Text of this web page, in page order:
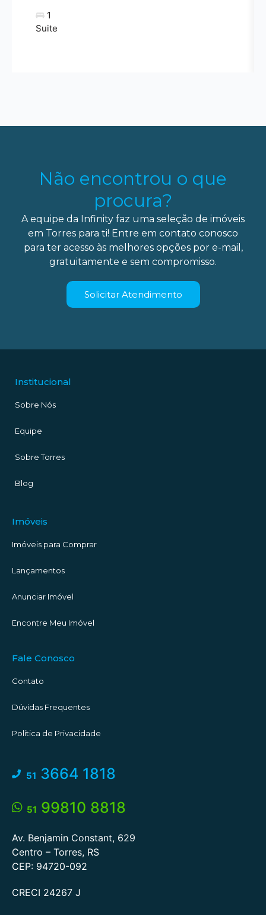
1
Suite
Não encontrou o que
procura?
A equipe da Infinity faz uma seleção de imóveis
em Torres para ti! Entre em contato conosco
para ter acesso às melhores opções por e-mail,
gratuitamente e sem compromisso.
Solicitar Atendimento
Institucional
Sobre Nós
Equipe
Sobre Torres
Blog
Imóveis
Imóveis para Comprar
Lançamentos
Anunciar Imóvel
Encontre Meu Imóvel
Fale Conosco
Contato
Dúvidas Frequentes
Política de Privacidade
51 3664 1818
51 99810 8818
Av. Benjamin Constant, 629
Centro – Torres, RS
CEP: 94720-092
CRECI 24267 J